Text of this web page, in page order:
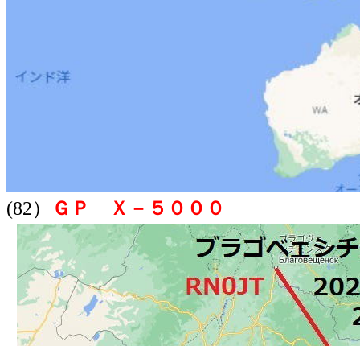
(82） ＧＰ Ｘ－５０００